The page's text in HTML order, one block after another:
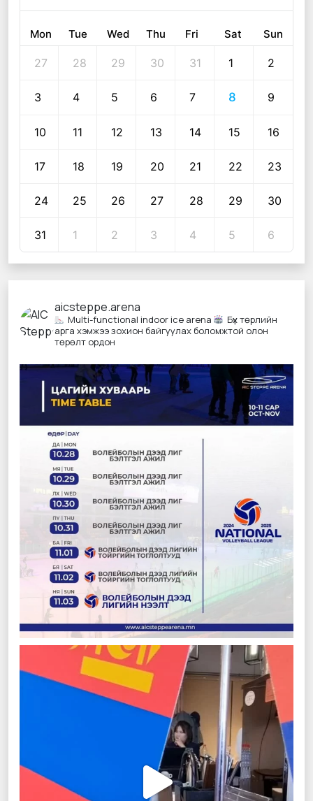
Mon Tue Wed Thu Fri Sat Sun
27 28 29 30 31 1 2
3 4 5 6 7 8 9
10 11 12 13 14 15 16
17 18 19 20 21 22 23
24 25 26 27 28 29 30
31 1 2 3 4 5 6
aicsteppe.arena
Multi-functional indoor ice arena
Бүх төрлийн
арга хэмжээ зохион байгуулах боломжтой олон
төрөлт ордон